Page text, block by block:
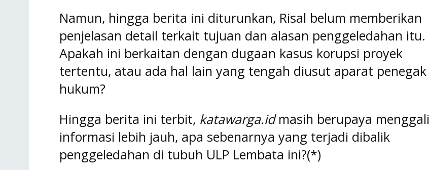
Namun, hingga berita ini diturunkan, Risal belum memberikan
penjelasan detail terkait tujuan dan alasan penggeledahan itu.
Apakah ini berkaitan dengan dugaan kasus korupsi proyek
tertentu, atau ada hal lain yang tengah diusut aparat penegak
hukum?
Hingga berita ini terbit, katawarga.idmasih berupaya menggali
informasi lebih jauh, apa sebenarnya yang terjadi dibalik
penggeledahan di tubuh ULP Lembata ini?(*)